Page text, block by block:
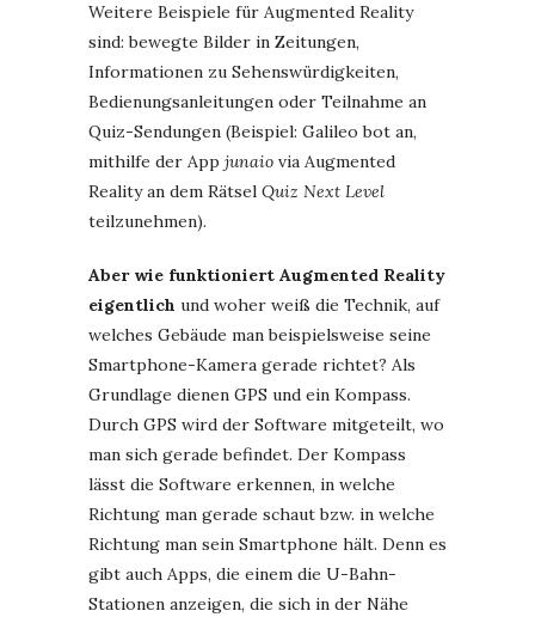
Weitere Beispiele für Augmented Reality
sind: bewegte Bilder in Zeitungen,
Informationen zu Sehenswürdigkeiten,
Bedienungsanleitungen oder Teilnahme an
Quiz-Sendungen (Beispiel: Galileo bot an,
mithilfe der App junaio via Augmented
Reality an dem Rätsel Quiz Next Level
teilzunehmen).
Aber wie funktioniert Augmented Reality
eigentlich und woher weiß die Technik, auf
welches Gebäude man beispielsweise seine
Smartphone-Kamera gerade richtet? Als
Grundlage dienen GPS und ein Kompass.
Durch GPS wird der Software mitgeteilt, wo
man sich gerade befindet. Der Kompass
lässt die Software erkennen, in welche
Richtung man gerade schaut bzw. in welche
Richtung man sein Smartphone hält. Denn es
gibt auch Apps, die einem die U-Bahn-
Stationen anzeigen, die sich in der Nähe